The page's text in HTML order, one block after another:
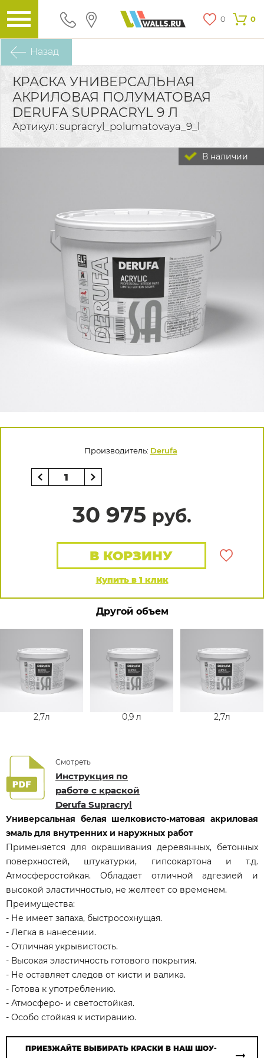
0 0
Назад
КРАСКА УНИВЕРСАЛЬНАЯ
АКРИЛОВАЯ ПОЛУМАТОВАЯ
DERUFA SUPRACRYL 9 Л
Артикул: supracryl_polumatovaya_9_l
В наличии
Производитель: Derufa
30 975 руб.
Купить в 1 клик
В КОРЗИНУ
Другой объем
2,7л 0,9 л 2,7л
Смотреть
Инструкция по
работе с краской
Derufa Supracryl
Универсальная белая шелковисто-матовая акриловая
эмаль для внутренних и наружных работ
Применяется для окрашивания деревянных, бетонных
поверхностей, штукатурки, гипсокартона и т.д.
Атмосферостойкая. Обладает отличной адгезией и
высокой эластичностью, не желтеет со временем.
Преимущества:
- Не имеет запаха, быстросохнущая.
- Легка в нанесении.
- Отличная укрывистость.
- Высокая эластичность готового покрытия.
- Не оставляет следов от кисти и валика.
- Готова к употреблению.
- Атмосферо- и светостойкая.
- Особо стойкая к истиранию.
ПРИЕЗЖАЙТЕ ВЫБИРАТЬ КРАСКИ В НАШ ШОУ-